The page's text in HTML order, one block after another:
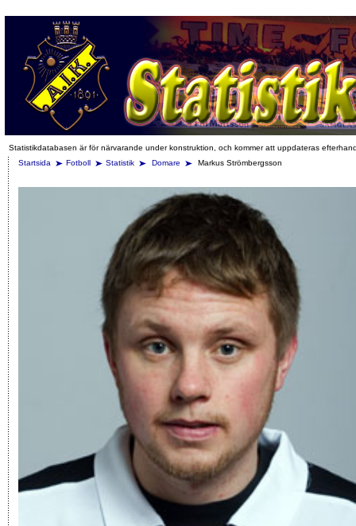
Statistikdatabasen är för närvarande under konstruktion, och kommer att uppdateras
Startsida
Fotboll Statistik Domare Markus Strömbergsson